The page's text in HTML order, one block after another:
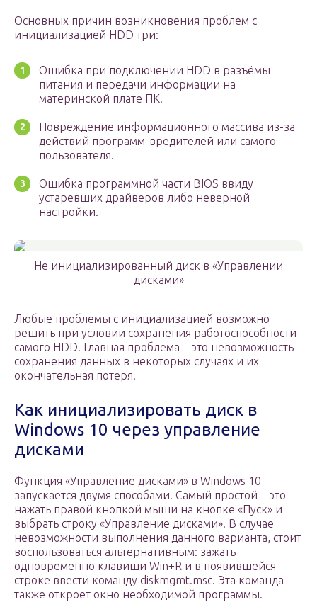
Основных причин возникновения проблем с
инициализацией HDD три:
Ошибка при подключении HDD в разъёмы
питания и передачи информации на
материнской плате ПК.
Повреждение информационного массива из-за
действий программ-вредителей или самого
пользователя.
Ошибка программной части BIOS ввиду
устаревших драйверов либо неверной
настройки.
Не инициализированный диск в «Управлении
дисками»
Любые проблемы с инициализацией возможно
решить при условии сохранения работоспособности
самого HDD. Главная проблема – это невозможность
сохранения данных в некоторых случаях и их
окончательная потеря.
Как инициализировать диск в
Windows 10 через управление
дисками
Функция «Управление дисками» в Windows 10
запускается двумя способами. Самый простой – это
нажать правой кнопкой мыши на кнопке «Пуск» и
выбрать строку «Управление дисками». В случае
невозможности выполнения данного варианта, стоит
воспользоваться альтернативным: зажать
одновременно клавиши Win+R и в появившейся
строке ввести команду diskmgmt.msc. Эта команда
также откроет окно необходимой программы.